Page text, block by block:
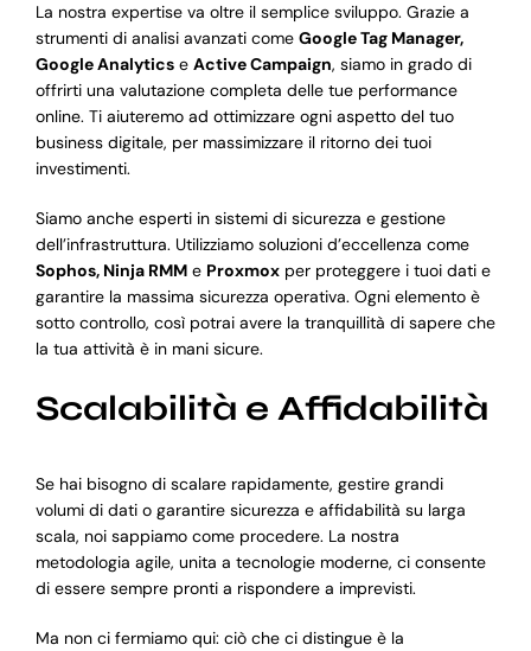
La nostra expertise va oltre il semplice sviluppo. Grazie a
strumenti di analisi avanzati come Google Tag Manager,
Google Analyticse Active Campaign, siamo in grado di
offrirti una valutazione completa delle tue performance
online. Ti aiuteremo ad ottimizzare ogni aspetto del tuo
business digitale, per massimizzare il ritorno dei tuoi
investimenti.
Siamo anche esperti in sistemi di sicurezza e gestione
dell’infrastruttura. Utilizziamo soluzioni d’eccellenza come
Sophos, Ninja RMMe Proxmoxper proteggere i tuoi dati e
garantire la massima sicurezza operativa. Ogni elemento è
sotto controllo, così potrai avere la tranquillità di sapere che
la tua attività è in mani sicure.
Scalabilità e Affidabilità
Se hai bisogno di scalare rapidamente, gestire grandi
volumi di dati o garantire sicurezza e affidabilità su larga
scala, noi sappiamo come procedere. La nostra
metodologia agile, unita a tecnologie moderne, ci consente
di essere sempre pronti a rispondere a imprevisti.
Ma non ci fermiamo qui: ciò che ci distingue è la